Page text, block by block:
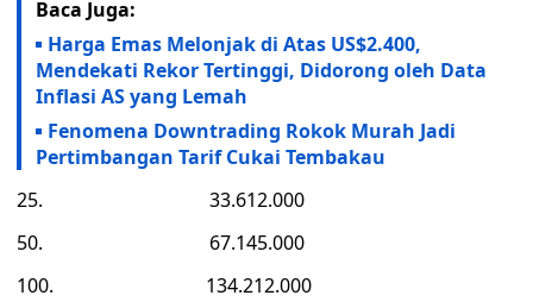
Baca Juga:
Harga Emas Melonjak di Atas US$2.400,
Mendekati Rekor Tertinggi, Didorong oleh Data
Inflasi AS yang Lemah
Fenomena Downtrading Rokok Murah Jadi
Pertimbangan Tarif Cukai Tembakau
25. 33.612.000
50. 67.145.000
100. 134.212.000